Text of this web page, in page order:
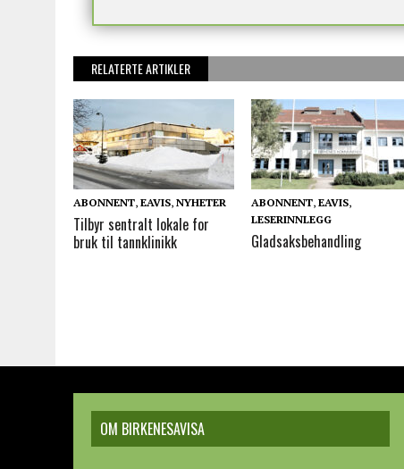
RELATERTE ARTIKLER
ABONNENT, EAVIS, NYHETER
Tilbyr sentralt lokale for
bruk til tannklinikk
ABONNENT,EAVIS,
LESERINNLEGG
Gladsaksbehandling
OM BIRKENESAVISA